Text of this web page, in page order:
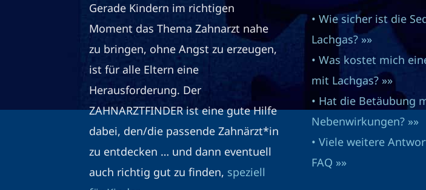
Gerade Kindern im richtigen
Moment das Thema Zahnarzt nahe
zu bringen, ohne Angst zu erzeugen,
ist für alle Eltern eine
Herausforderung. Der
ZAHNARZTFINDER ist eine gute Hilfe
dabei, den/die passende Zahnärzt*in
zu entdecken … und dann eventuell
auch richtig gut zu finden, speziell
• Wie sicher ist die
Lachgas? »»
• Was kostet mich
mit Lachgas? »»
• Hat die Betäubung
Nebenwirkungen? »»
• Viele weitere
FAQ »»